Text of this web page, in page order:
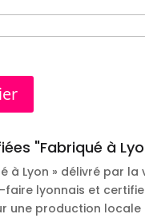
"Fabriqué à
à Lyon » délivré par la
faire lyonnais et
une production